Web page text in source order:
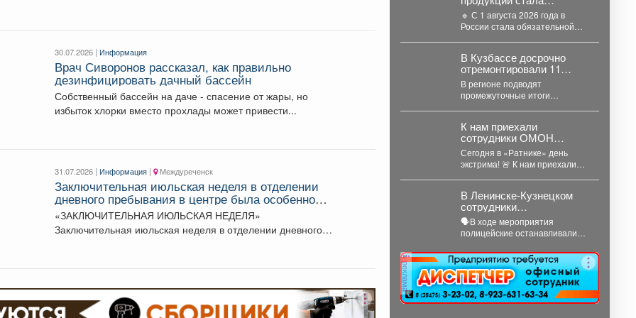
30.07.2026 | Информация
Врач Сиворонов рассказал, как правильно
дезинфицировать дачный бассейн
Собственный бассейн на даче - спасение от жары, но
избыток хлорки вместо прохлады может привести...
31.07.2026 | Информация | Междуреченск
Заключительная июльская неделя в отделении
дневного пребывания в центре была особенно
насыщенной и запоминающейся.
«ЗАКЛЮЧИТЕЛЬНАЯ ИЮЛЬСКАЯ НЕДЕЛЯ»
Заключительная июльская неделя в отделении дневного
обязательной
🔹 С 1 августа 2026 года в
России стала обязательной
импортеров...
В Кузбассе досрочно
отремонтировали 11
автомобильных дорог по
нацпроекту
В регионе подводят
промежуточные итоги
автомобильных дорог...
К нам приехали
сотрудники ОМОН
«Рубеж» и Росгвардии.
Сегодня в «Ратнике» день
экстрима! 🚨 К нам приехали
В Ленинске-Кузнецком
сотрудники
Госавтоинспекции
провели акцию «Будь
трезвым в пути»
🗣В ходе мероприятия
полицейские останавливали
беседы и напоминали, что
правила дорожного...
реклама